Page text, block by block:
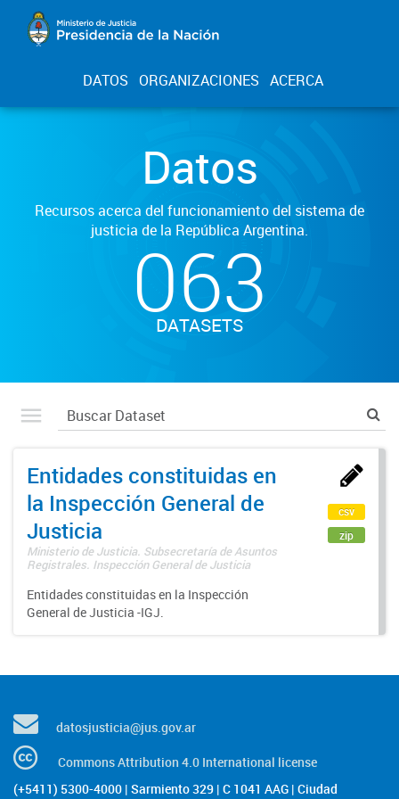
DATOS ORGANIZACIONES ACERCA
Datos
Recursos acerca del funcionamiento del sistema de
justicia de la República Argentina.
063
DATASETS
Entidades constituidas en
la Inspección General de
Justicia
Ministerio de Justicia. Subsecretaría de Asuntos
Registrales. Inspección General de Justicia
Entidades constituidas en la Inspección
General de Justicia -IGJ.
csv
zip
datosjusticia@jus.gov.ar
Commons Attribution 4.0 International license
(+5411) 5300-4000 | Sarmiento 329 | C 1041 AAG | Ciudad